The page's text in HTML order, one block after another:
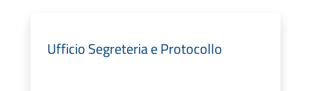
Ufficio Segreteria e Protocollo